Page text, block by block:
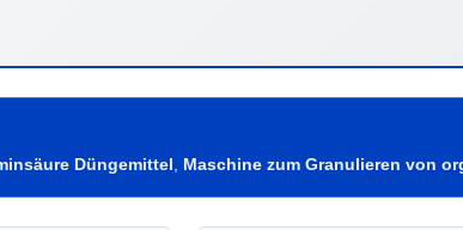
Düngemittel Maschine zum Granulieren von